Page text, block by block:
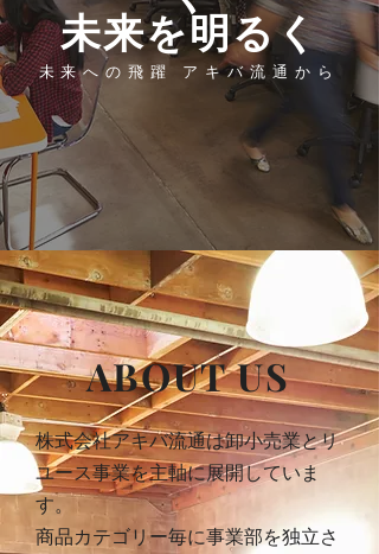
​未来を明るく
未来への飛躍 アキバ流通から
ABOUT US
株式会社アキバ流通は卸小売業とリ
ユース事業を主軸に展開していま
す。
商品カテゴリー毎に事業部を独立さ